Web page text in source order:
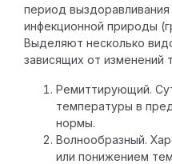
период выздоравливания
инфекционной природы
Выделяют несколько
зависящих от изменений
Ремиттирующий.
температуры в
нормы.
Волнообразный.
или понижением